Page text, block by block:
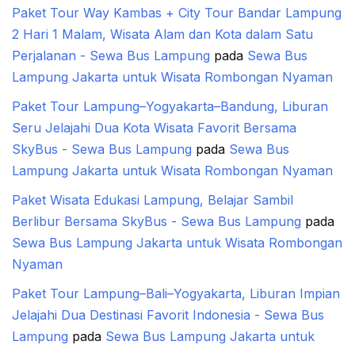
Paket Tour Way Kambas + City Tour Bandar Lampung
2 Hari 1 Malam, Wisata Alam dan Kota dalam Satu
Perjalanan - Sewa Bus Lampung pada Sewa Bus
Lampung Jakarta untuk Wisata Rombongan Nyaman
Paket Tour Lampung–Yogyakarta–Bandung, Liburan
Seru Jelajahi Dua Kota Wisata Favorit Bersama
SkyBus - Sewa Bus Lampung pada Sewa Bus
Lampung Jakarta untuk Wisata Rombongan Nyaman
Paket Wisata Edukasi Lampung, Belajar Sambil
Berlibur Bersama SkyBus - Sewa Bus Lampung pada
Sewa Bus Lampung Jakarta untuk Wisata Rombongan
Nyaman
Paket Tour Lampung–Bali–Yogyakarta, Liburan Impian
Jelajahi Dua Destinasi Favorit Indonesia - Sewa Bus
Lampung pada Sewa Bus Lampung Jakarta untuk